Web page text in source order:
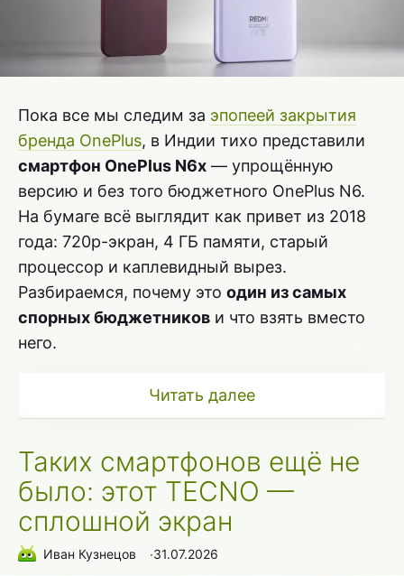
Пока все мы следим за эпопеей закрытия
бренда OnePlus, в Индии тихо представили
смартфон OnePlus N6x — упрощённую
версию и без того бюджетного OnePlus N6.
На бумаге всё выглядит как привет из 2018
года: 720p-экран, 4 ГБ памяти, старый
процессор и каплевидный вырез.
Разбираемся, почему это один из самых
спорных бюджетников и что взять вместо
него.
Читать далее
Таких смартфонов ещё не
было: этот TECNO —
сплошной экран
Иван Кузнецов ∙31.07.2026